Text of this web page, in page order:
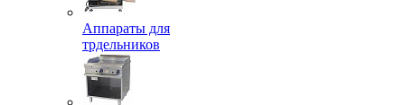
Аппараты для
трдельников